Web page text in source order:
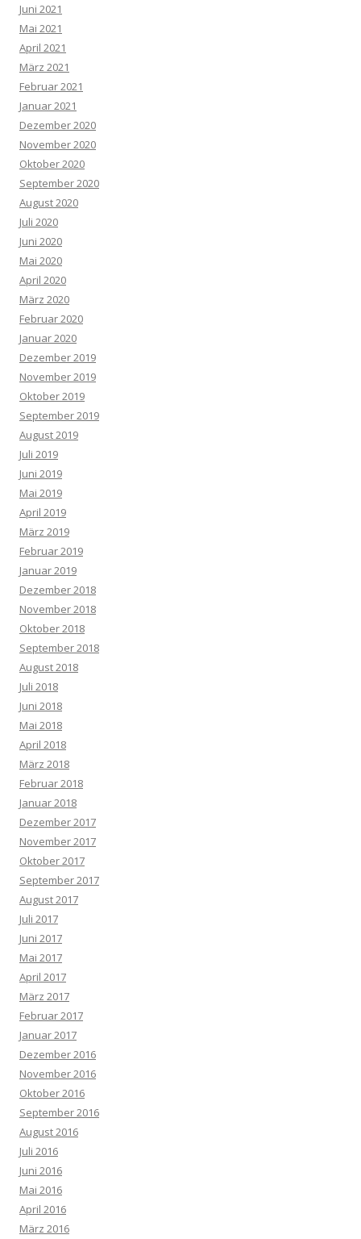
Juni 2021
Mai 2021
April 2021
März 2021
Februar 2021
Januar 2021
Dezember 2020
November 2020
Oktober 2020
September 2020
August 2020
Juli 2020
Juni 2020
Mai 2020
April 2020
März 2020
Februar 2020
Januar 2020
Dezember 2019
November 2019
Oktober 2019
September 2019
August 2019
Juli 2019
Juni 2019
Mai 2019
April 2019
März 2019
Februar 2019
Januar 2019
Dezember 2018
November 2018
Oktober 2018
September 2018
August 2018
Juli 2018
Juni 2018
Mai 2018
April 2018
März 2018
Februar 2018
Januar 2018
Dezember 2017
November 2017
Oktober 2017
September 2017
August 2017
Juli 2017
Juni 2017
Mai 2017
April 2017
März 2017
Februar 2017
Januar 2017
Dezember 2016
November 2016
Oktober 2016
September 2016
August 2016
Juli 2016
Juni 2016
Mai 2016
April 2016
März 2016